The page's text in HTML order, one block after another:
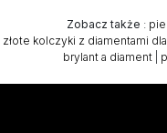
Zobacz także :
złote kolczyki z diamentami
brylant a diament|